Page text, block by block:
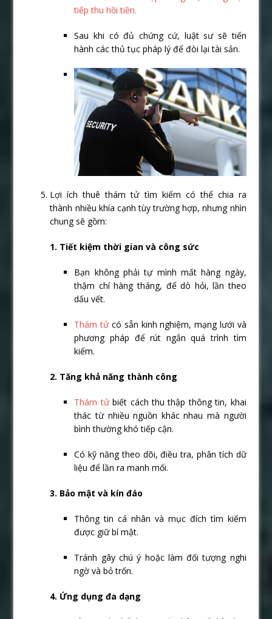
tiếp thu hồi tiền.
Sau khi có đủ chứng cứ, luật sư sẽ tiến
hành các thủ tục pháp lý để đòi lại tài sản.
Lợi ích thuê thám tử tìm kiếm có thể chia ra
thành nhiều khía cạnh tùy trường hợp, nhưng nhìn
chung sẽ gồm:
1. Tiết kiệm thời gian và công sức
Bạn không phải tự mình mất hàng ngày,
thậm chí hàng tháng, để dò hỏi, lần theo
dấu vết.
Thám tửcó sẵn kinh nghiệm, mạng lưới và
phương pháp để rút ngắn quá trình tìm
kiếm.
2. Tăng khả năng thành công
Thám tửbiết cách thu thập thông tin, khai
thác từ nhiều nguồn khác nhau mà người
bình thường khó tiếp cận.
Có kỹ năng theo dõi, điều tra, phân tích dữ
liệu để lần ra manh mối.
3. Bảo mật và kín đáo
Thông tin cá nhân và mục đích tìm kiếm
được giữ bí mật.
Tránh gây chú ý hoặc làm đối tượng nghi
ngờ và bỏ trốn.
4. Ứng dụng đa dạng